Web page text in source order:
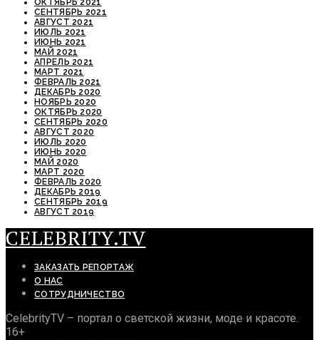
ОКТЯБРЬ 2021
СЕНТЯБРЬ 2021
АВГУСТ 2021
ИЮЛЬ 2021
ИЮНЬ 2021
МАЙ 2021
АПРЕЛЬ 2021
МАРТ 2021
ФЕВРАЛЬ 2021
ДЕКАБРЬ 2020
НОЯБРЬ 2020
ОКТЯБРЬ 2020
СЕНТЯБРЬ 2020
АВГУСТ 2020
ИЮЛЬ 2020
ИЮНЬ 2020
МАЙ 2020
МАРТ 2020
ФЕВРАЛЬ 2020
ДЕКАБРЬ 2019
СЕНТЯБРЬ 2019
АВГУСТ 2019
CELEBRITY.TV
ЗАКАЗАТЬ РЕПОРТАЖ
О НАС
СОТРУДНИЧЕСТВО
CelebrityTV – портал о светской жизни, моде и красоте.
16+